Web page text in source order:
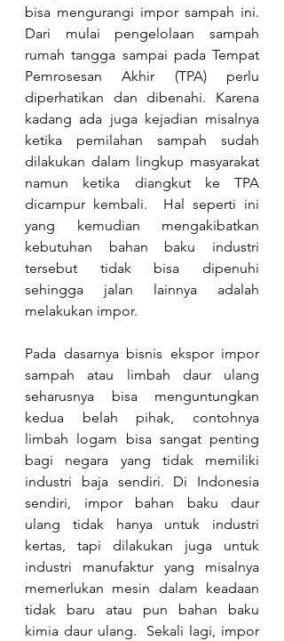
bisa mengurangi impor sampah ini.
Dari mulai pengelolaan sampah
rumah tangga sampai pada Tempat
Pemrosesan Akhir (TPA) perlu
diperhatikan dan dibenahi. Karena
kadang ada juga kejadian misalnya
ketika pemilahan sampah sudah
dilakukan dalam lingkup masyarakat
namun ketika diangkut ke TPA
dicampur kembali.  Hal seperti ini
yang kemudian mengakibatkan
kebutuhan bahan baku industri
tersebut tidak bisa dipenuhi
sehingga jalan lainnya adalah
melakukan impor.
Pada dasarnya bisnis ekspor impor
sampah atau limbah daur ulang
seharusnya bisa menguntungkan
kedua belah pihak, contohnya
limbah logam bisa sangat penting
bagi negara yang tidak memiliki
industri baja sendiri. Di Indonesia
sendiri, impor bahan baku daur
ulang tidak hanya untuk industri
kertas, tapi dilakukan juga untuk
industri manufaktur yang misalnya
memerlukan mesin dalam keadaan
tidak baru atau pun bahan baku
kimia daur ulang.  Sekali lagi, impor